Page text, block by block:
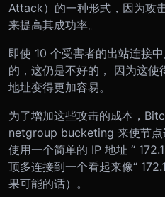
Attack）的一种形式，因为攻
来提高其成功率。
即使 10 个受害者的出站连接
的，这仍是不好的， 因为这使
地址变得更加容易。
为了增加这些攻击的成本，
netgroup bucketing 来使节点
使用一个简单的 IP 地址 “
顶多连接到一个看起来像“
果可能的话）。